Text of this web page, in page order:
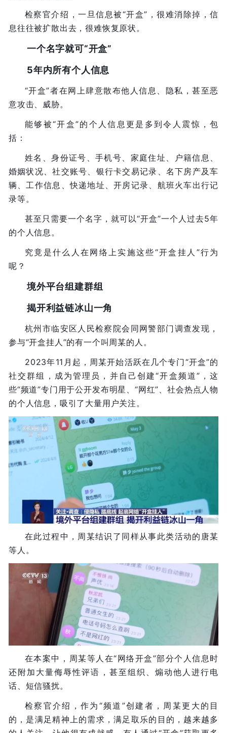
检察官介绍，一旦信息被“开盒”，很难消除掉，信
息往往被扩散出去，很难恢复原状。
一个名字就可“开盒”
5年内所有个人信息
“开盒”者在网上肆意散布他人信息、隐私，甚至恶
意攻击、威胁。
能够被“开盒”的个人信息更是多到令人震惊，包
括：
姓名、身份证号、手机号、家庭住址、户籍信息、
婚姻状况、社交账号、银行卡交易记录、名下房产及车
辆、工作信息、快递地址、开房记录、航班火车出行记
录等。
甚至只需要一个名字，就可以“开盒”一个人过去5年
的个人信息。
究竟是什么人在网络上实施这些“开盒挂人”行为
呢？
境外平台组建群组
揭开利益链冰山一角
杭州市临安区人民检察院会同网警部门调查发现，
参与“开盒挂人”的有一个叫周某的人。
2023年11月起，周某开始活跃在几个专门“开盒”的
社交群组，成为管理员，并自己创建“开盒频道”，这
些“频道”专门用于公开发布明星、“网红”、社会热点人物
的个人信息，吸引了大量用户关注。
在此过程中，周某结识了同样从事此类活动的唐某
等人。
在本案中，周某等人在“网络开盒”部分个人信息时
还附加大量侮辱性评语，甚至组织、煽动他人进行电
话、短信骚扰。
检察官介绍，作为“频道”创建者，周某更大的目
的，是满足精神上的需求，满足取乐的目的，越来越多